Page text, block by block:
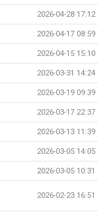
2026-04-28 17:12
2026-04-17 08:59
2026-04-15 15:10
2026-03-31 14:24
2026-03-19 09:39
2026-03-17 22:37
2026-03-13 11:39
2026-03-05 14:05
2026-03-05 10:31
2026-02-23 16:51